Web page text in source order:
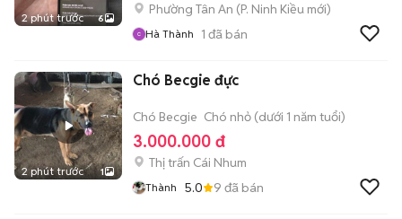
2 phút trước 6
Phường Tân An (P. Ninh Kiều mới)
Hà Thành 1 đã bán
2 phút trước 1
Chó Becgie đực
Chó Becgie Chó nhỏ (dưới 1 năm tuổi)
3.000.000 đ
Thị trấn Cái Nhum
Thành 5.0 9 đã bán